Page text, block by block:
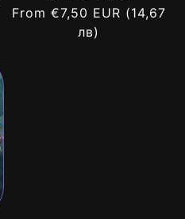
Regular
From €7,50 EUR (14,67
лв)